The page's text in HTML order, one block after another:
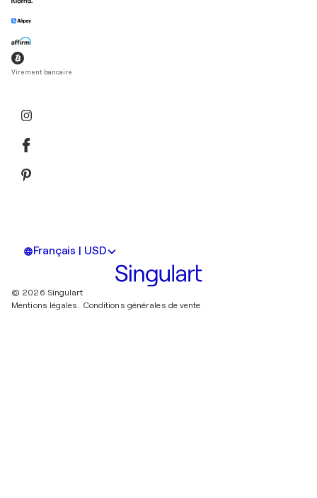
Virement bancaire
Français | USD
© 2026 Singulart
Mentions légales. Conditions générales de vente